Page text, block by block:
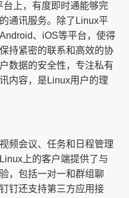
上，有度即时通能够完
通讯服务。除了Linux平
、iOS等平台，使得
持紧密的联系和高效的协
数据的安全性，专注私有
内容，是Linux用户的理
频会议、任务和日程管理
上的客户端提供了与
，包括一对一和群组聊
钉还支持第三方应用接